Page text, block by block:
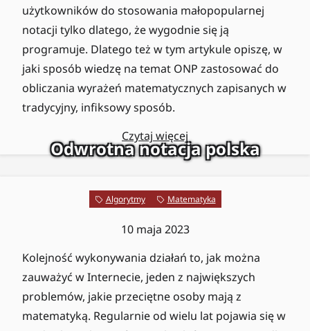
użytkowników do stosowania małopopularnej
notacji tylko dlatego, że wygodnie się ją
programuje. Dlatego też w tym artykule opiszę, w
jaki sposób wiedzę na temat ONP zastosować do
obliczania wyrażeń matematycznych zapisanych w
tradycyjny, infiksowy sposób.
Czytaj więcej
Odwrotna notacja polska
Algorytmy Matematyka
10 maja 2023
Kolejność wykonywania działań to, jak można
zauważyć w Internecie, jeden z największych
problemów, jakie przeciętne osoby mają z
matematyką. Regularnie od wielu lat pojawia się w